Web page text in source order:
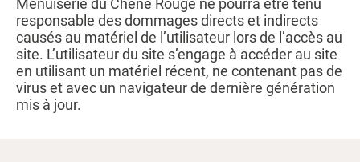
Menuiserie du Chêne Rouge ne pourra être tenu
responsable des dommages directs et indirects
causés au matériel de l’utilisateur lors de l’accès au
site. L’utilisateur du site s’engage à accéder au site
en utilisant un matériel récent, ne contenant pas de
virus et avec un navigateur de dernière génération
mis à jour.